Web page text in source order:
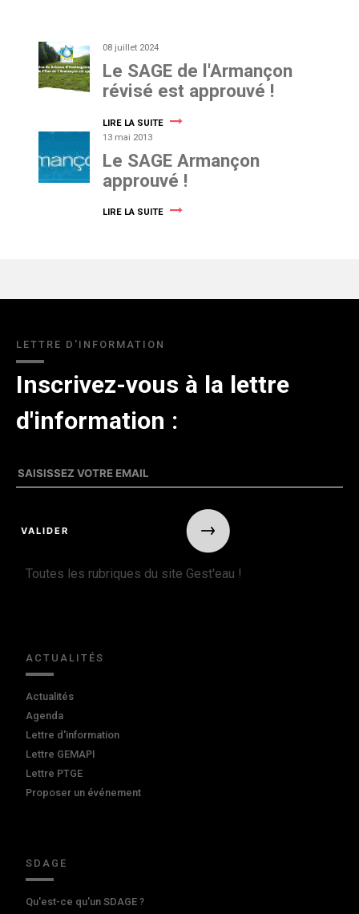
08 juillet 2024
Le SAGE de l'Armançon
révisé est approuvé !
LIRE LA SUITE
13 mai 2013
Le SAGE Armançon
approuvé !
LIRE LA SUITE
LETTRE D'INFORMATION
Inscrivez-vous à la lettre
d'information :
Toutes les rubriques du site Gest'eau !
ACTUALITÉS
Actualités
Agenda
Lettre d'information
Lettre GEMAPI
Lettre PTGE
Proposer un événement
SDAGE
Qu'est-ce qu'un SDAGE ?